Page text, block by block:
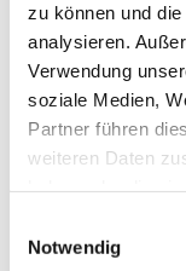
zu können und
analysieren.
Verwendung
soziale Medien,
Partner führen
weiteren Daten
Notwendig
Winter mit einer
auf Ihre
Gegebenheiten
Zeit, Ihre
Sie persönlich